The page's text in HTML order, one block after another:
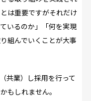
は重要ですがそれだけ
いるのか」「何を実現
組んでいくことが大事
共業）し採用を行って
もしれません。